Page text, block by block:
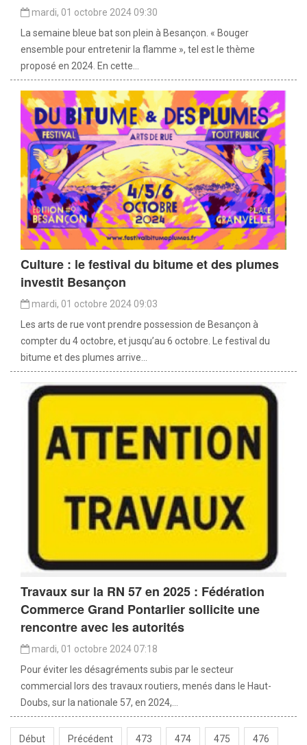
mardi, 01 octobre 2024 09:30
La semaine bleue bat son plein à Besançon. « Bouger
ensemble pour entretenir la flamme », tel est le thème
proposé en 2024. En cette...
Culture : le festival du bitume et des plumes
investit Besançon
mardi, 01 octobre 2024 09:03
Les arts de rue vont prendre possession de Besançon à
compter du 4 octobre, et jusqu’au 6 octobre. Le festival du
bitume et des plumes arrive...
Travaux sur la RN 57 en 2025 : Fédération
Commerce Grand Pontarlier sollicite une
rencontre avec les autorités
mardi, 01 octobre 2024 07:18
Pour éviter les désagréments subis par le secteur
commercial lors des travaux routiers, menés dans le Haut-
Doubs, sur la nationale 57, en 2024,...
Début Précédent 473 474 475 476